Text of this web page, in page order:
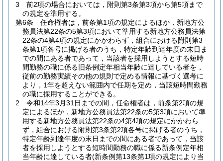
3
前2項の場合においては，附則第3条第3項から第5項まで
の規定を準用する。
第6条
任命権者は，前条第1項の規定によるほか，新地方公
務員法第22条の5第3項において準用する新地方公務員法第
22条の4第4項の規定にかかわらず，組合における附則第3
条第1項各号に掲げる者のうち，特定年齢到達年度の末日ま
での間にある者であって，当該者を採用しようとする短時
間勤務の職に係る旧条例定年相当年齢に達している者を，
従前の勤務実績その他の規則で定める情報に基づく選考に
より，1年を超えない範囲内で任期を定め，当該短時間勤務
の職に採用することができる。
2
令和14年3月31日までの間，任命権者は，前条第2項の規
定によるほか，新地方公務員法第22条の5第3項において準
用する新地方公務員法第22条の4第4項の規定にかかわら
ず，組合における附則第3条第2項各号に掲げる者のうち，
特定年齢到達年度の末日までの間にある者であって，当該
者を採用しようとする短時間勤務の職に係る新条例定年相
当年齢に達している者(新条例第13条第1項の規定により当